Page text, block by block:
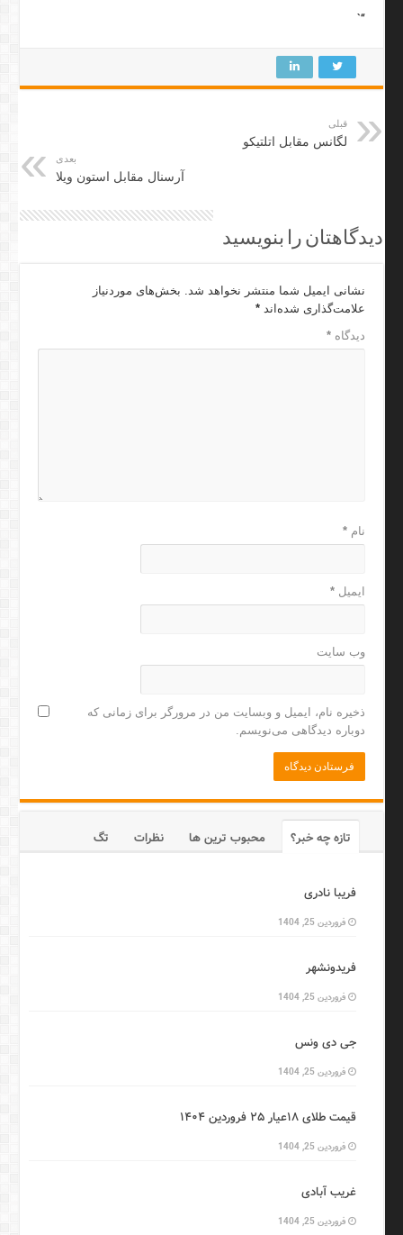
“`
قبلی
لگانس مقابل اتلتیکو
بعدی
آرسنال مقابل استون ویلا
دیدگاهتان را بنویسید
نشانی ایمیل شما منتشر نخواهد شد.
بخش‌های موردنیاز
علامت‌گذاری شده‌اند*
دیدگاه*
نام*
ایمیل*
وب‌ سایت
ذخیره نام، ایمیل و وبسایت من در مرورگر برای زمانی که
دوباره دیدگاهی می‌نویسم.
تازه چه خبر؟ محبوب ترین ها نظرات تگ
فریبا نادری
فروردین 25, 1404
فریدونشهر
فروردین 25, 1404
جی دی ونس
فروردین 25, 1404
قیمت طلای ۱۸عیار ۲۵ فروردین ۱۴۰۴
فروردین 25, 1404
غریب آبادی
فروردین 25, 1404